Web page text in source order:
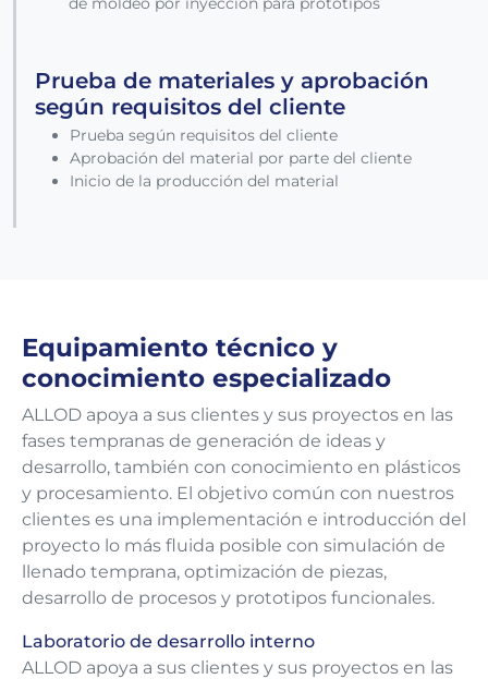
Prueba de materiales y aprobación
según requisitos del cliente
Prueba según requisitos del cliente
Aprobación del material por parte del cliente
Inicio de la producción del material
Equipamiento técnico y
conocimiento especializado
ALLOD apoya a sus clientes y sus proyectos en las
fases tempranas de generación de ideas y
desarrollo, también con conocimiento en plásticos
y procesamiento. El objetivo común con nuestros
clientes es una implementación e introducción del
proyecto lo más fluida posible con simulación de
llenado temprana, optimización de piezas,
desarrollo de procesos y prototipos funcionales.
Laboratorio de desarrollo interno
ALLOD apoya a sus clientes y sus proyectos en las